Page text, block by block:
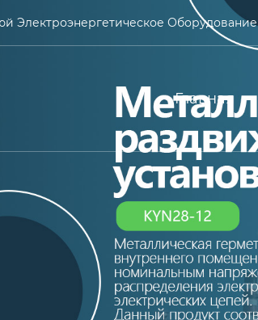
Электроэнергетическое Оборудование
Главная